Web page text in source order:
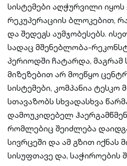
სისტემები აღჭურვილი
რეკუპერაციის ბლოკებით,
და შედეგს აუმჯობესებს.
სადაც მშენებლობა-
პერიოდში ჩატარდა, მაგრამ
მიზეზებით არ მოეწყო
სისტემები, კომპანია ტესკო
სთავაზობს სხვადასხვა
დამოუკიდებელ
რომლებიც შეიძლება
სივრცეში და ამ გზით იქნას
სისუფთავე და, საჭიროების